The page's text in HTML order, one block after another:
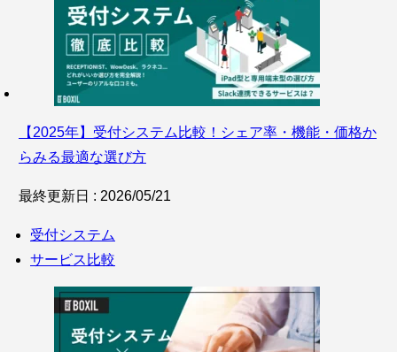
【2025年】受付システム比較！シェア率・機能・価格か
らみる最適な選び方
最終更新日 : 2026/05/21
受付システム
サービス比較